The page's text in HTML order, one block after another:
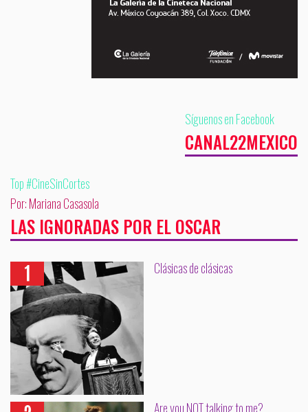
Síguenos en Facebook
CANAL22MEXICO
Top #CineSinCortes
Por: Mariana Casasola
LAS IGNORADAS POR EL OSCAR
Clásicas de clásicas
Are you NOT talking to me?